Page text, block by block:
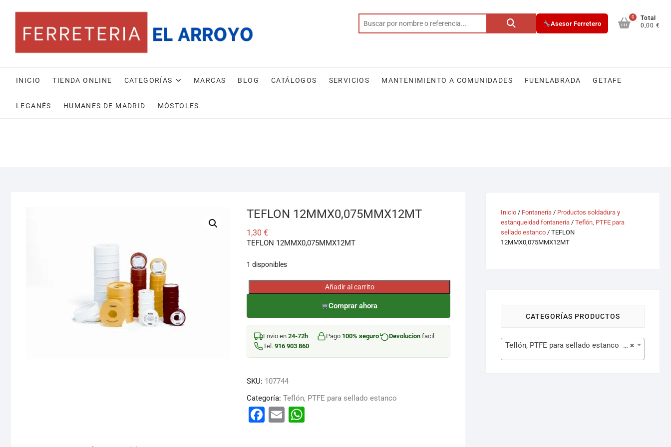
contenido
Buscar
Asesor Ferretero
0
Total
0,00 €
INICIO TIENDA ONLINE CATEGORÍAS MARCAS BLOG CATÁLOGOS SERVICIOS MANTENIMIENTO A COMUNIDADES FUENLABRADA GETAFE
LEGANÉS HUMANES DE MADRID MÓSTOLES
TEFLON 12MMX0,075MMX12MT
1,30 €
TEFLON 12MMX0,075MMX12MT
1 disponibles
TEFLON
12MMX0,075MMX12MT
cantidad
Añadir al carrito
Comprar ahora
Envio en 24-72h Pago 100% seguro Devolucion facil
Tel. 916 903 860
SKU: 107744
Categoría: Teflón, PTFE para sellado estanco
F
E
Inicio / Fontanería / Productos soldadura y
estanqueidad fontanería / Teflón, PTFE para
sellado estanco / TEFLON
12MMX0,075MMX12MT
CATEGORÍAS PRODUCTOS
×
Teflón, PTFE para sellado estanco (20)